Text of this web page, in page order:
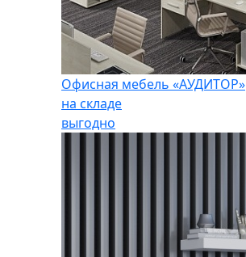
Офисная мебель «АУДИТОР»
на складе
выгодно